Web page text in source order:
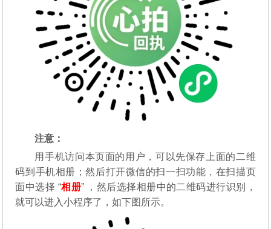
注意：
用手机访问本页面的用户，可以先保存上面的二维
码到手机相册；然后打开微信的扫一扫功能，在扫描页
面中选择 “相册” ，然后选择相册中的二维码进行识别，
就可以进入小程序了，如下图所示。